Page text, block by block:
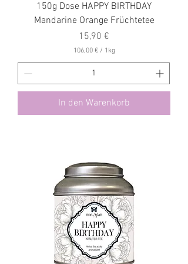
150g Dose HAPPY BIRTHDAY
Mandarine Orange Früchtetee
Preis
15,90 €
106,00 € / 1kg
0
0
1
K
i
l
o
g
r
a
m
m
In den Warenkorb